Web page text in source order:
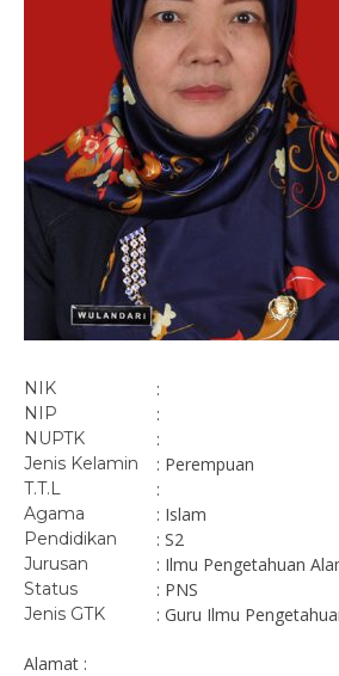
NIK :
NIP :
NUPTK :
Jenis Kelamin : Perempuan
T.T.L :
Agama : Islam
Pendidikan : S2
Jurusan : Ilmu Pengetahuan
Status : PNS
Jenis GTK : Guru Ilmu
Alamat :